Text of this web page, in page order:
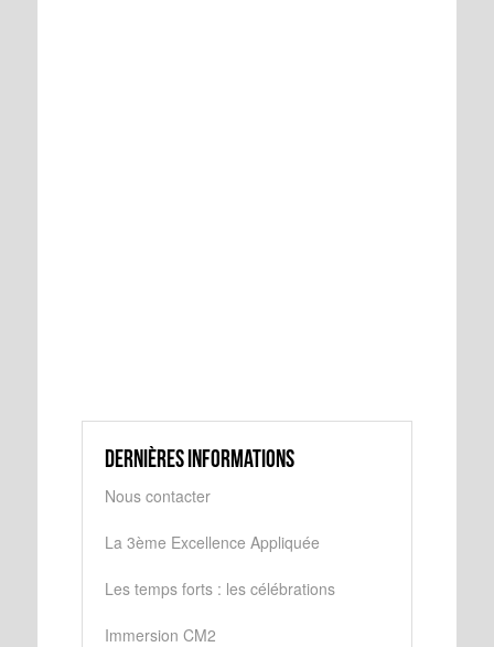
Dernières informations
Nous contacter
La 3ème Excellence Appliquée
Les temps forts : les célébrations
Immersion CM2